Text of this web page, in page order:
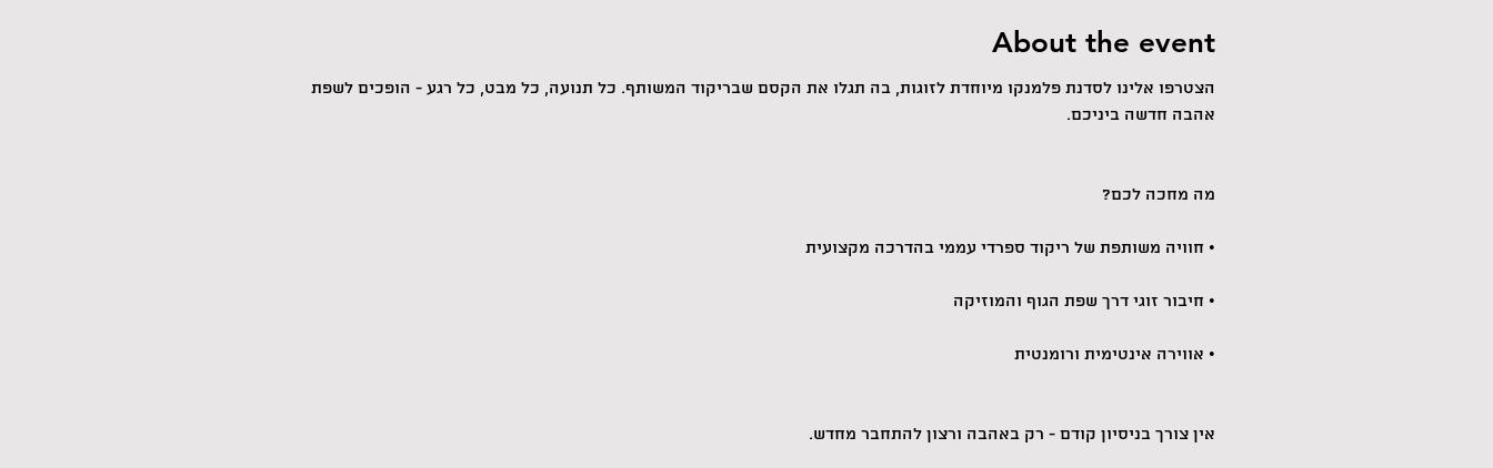
About the event
הצטרפו אלינו לסדנת פלמנקו מיוחדת לזוגות, בה תגלו את הקסם שבריקוד המשותף. כל תנועה, כל מבט, כל רגע - הופכים לשפת
אהבה חדשה ביניכם.
מה מחכה לכם?
• חוויה משותפת של ריקוד ספרדי עממי בהדרכה מקצועית
• חיבור זוגי דרך שפת הגוף והמוזיקה
• אווירה אינטימית ורומנטית
אין צורך בניסיון קודם - רק באהבה ורצון להתחבר מחדש.